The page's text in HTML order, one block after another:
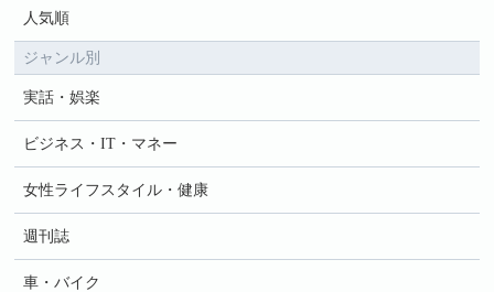
人気順
ジャンル別
実話・娯楽
ビジネス・IT・マネー
女性ライフスタイル・健康
週刊誌
車・バイク